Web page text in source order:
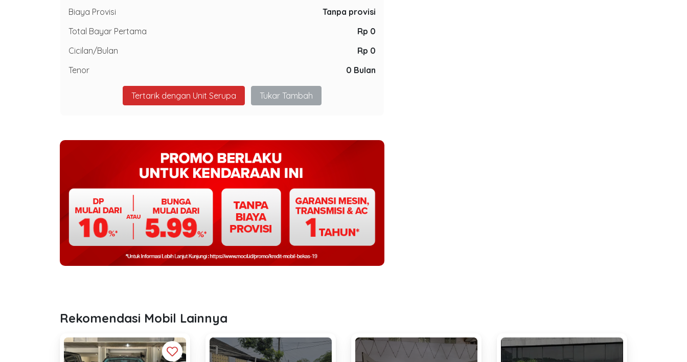
Biaya Provisi
Tanpa provisi
Total Bayar Pertama
Rp 0
Cicilan/Bulan
Rp 0
Tenor
0 Bulan
Tertarik dengan Unit Serupa Tukar Tambah
Rekomendasi Mobil Lainnya